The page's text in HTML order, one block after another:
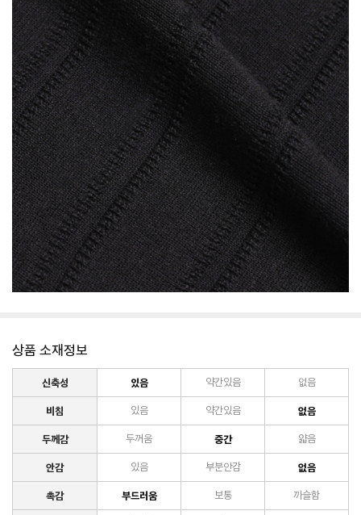
상품 소재정보
신축성 있음 약간있음 없음
비침 있음 약간있음 없음
두께감 두꺼움 중간 얇음
안감 있음 부분안감 없음
촉감 부드러움 보통 까슬함